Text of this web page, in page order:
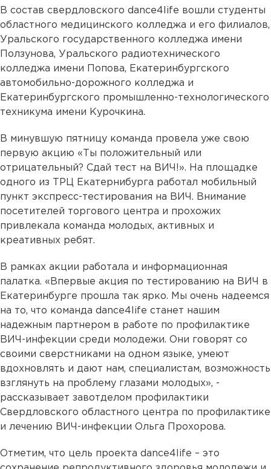
В состав свердловского dance4life вошли студенты
областного медицинского колледжа и его филиалов,
Уральского государственного колледжа имени
Ползунова, Уральского радиотехнического
колледжа имени Попова, Екатеринбургского
автомобильно-дорожного колледжа и
Екатеринбургского промышленно-технологического
техникума имени Курочкина.
В минувшую пятницу команда провела уже свою
первую акцию «Ты положительный или
отрицательный? Сдай тест на ВИЧ!». На площадке
одного из ТРЦ Екатернибурга работал мобильный
пункт экспресс-тестирования на ВИЧ. Внимание
посетителей торгового центра и прохожих
привлекала команда молодых, активных и
креативных ребят.
В рамках акции работала и информационная
палатка. «Впервые акция по тестированию на ВИЧ в
Екатеринбурге прошла так ярко. Мы очень надеемся
на то, что команда dance4life станет нашим
надежным партнером в работе по профилактике
ВИЧ-инфекции среди молодежи. Они говорят со
своими сверстниками на одном языке, умеют
вдохновлять и дают нам, специалистам, возможность
взглянуть на проблему глазами молодых», -
рассказывает завотделом профилактики
Свердловского областного центра по профилактике
и лечению ВИЧ-инфекции Ольга Прохорова.
Отметим, что цель проекта dance4life – это